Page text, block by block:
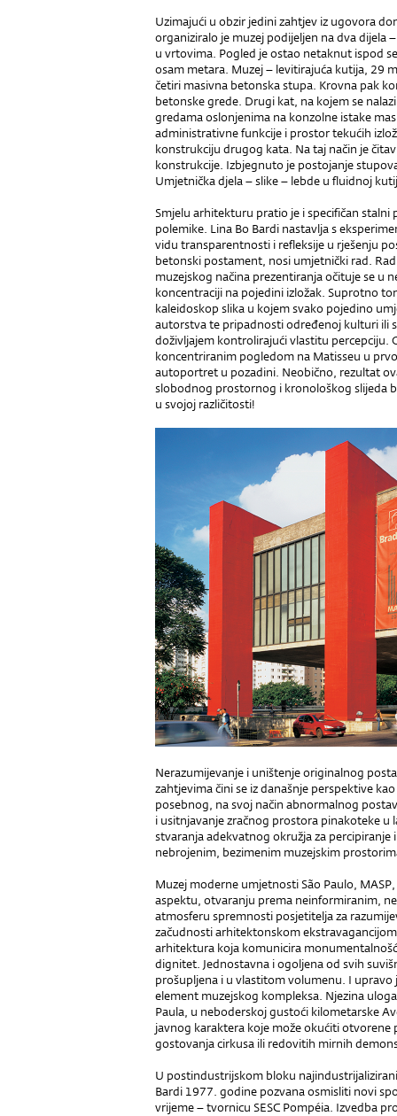
Uzimajući u obzir jedini zahtjev iz ugovora
organiziralo je muzej podijeljen na dva
u vrtovima. Pogled je ostao netaknut ispod
osam metara. Muzej – levitirajuća kutija, 29
četiri masivna betonska stupa. Krovna pak
betonske grede. Drugi kat, na kojem se
gredama oslonjenima na konzolne istake
administrativne funkcije i prostor tekućih
konstrukciju drugog kata. Na taj način je
konstrukcije. Izbjegnuto je postojanje
Umjetnička djela – slike – lebde u fluidnoj
Smjelu arhitekturu pratio je i specifičan
polemike. Lina Bo Bardi nastavlja s
vidu transparentnosti i refleksije u rješenju
betonski postament, nosi umjetnički rad.
muzejskog načina prezentiranja očituje se u
koncentraciji na pojedini izložak. Suprotno
kaleidoskop slika u kojem svako pojedino
autorstva te pripadnosti određenoj kulturi ili
doživljajem kontrolirajući vlastitu percepciju.
koncentriranim pogledom na Matisseu u
autoportret u pozadini. Neobično, rezultat
slobodnog prostornog i kronološkog slijeda
u svojoj različitosti!
Nerazumijevanje i uništenje originalnog
zahtjevima čini se iz današnje perspektive
posebnog, na svoj način abnormalnog
i usitnjavanje zračnog prostora pinakoteke u
stvaranja adekvatnog okružja za
nebrojenim, bezimenim muzejskim
Muzej moderne umjetnosti São Paulo,
aspektu, otvaranju prema neinformiranim,
atmosferu spremnosti posjetitelja za
začudnosti arhitektonskom
arhitektura koja komunicira
dignitet. Jednostavna i ogoljena od svih
prošupljena i u vlastitom volumenu. I
element muzejskog kompleksa. Njezina
Paula, u neboderskoj gustoći kilometarske
javnog karaktera koje može okućiti
gostovanja cirkusa ili redovitih mirnih
U postindustrijskom bloku
Bardi 1977. godine pozvana osmisliti novi
vrijeme – tvornicu SESC Pompéia. Izvedba